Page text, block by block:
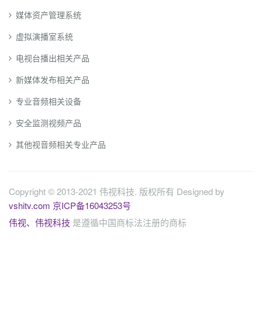
媒体资产管理系统
虚拟演播室系统
电视台播出相关产品
新媒体发布相关产品
专业音频相关设备
安全监测视频产品
其他视音频相关专业产品
Copyright © 2013-2021 伟视科技. 版权所有 Designed by
vshitv.com 京ICP备16043253号
伟视、伟视科技 是遵循中国商标法注册的商标